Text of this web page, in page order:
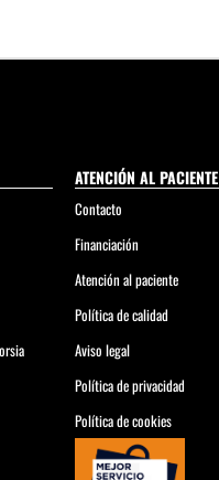
ATENCIÓN AL PACIENTE
Contacto
Financiación
Atención al paciente
Política de calidad
Aviso legal
Política de privacidad
Política de cookies